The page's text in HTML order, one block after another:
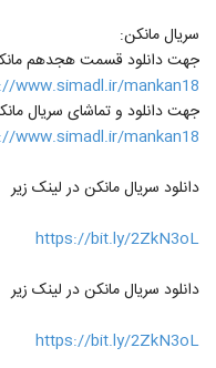
سریال مانکن:
جهت دانلود قسمت هجدهم
www.simadl.ir/mankan18/
جهت دانلود و تماشای سریال
www.simadl.ir/mankan18/
دانلود سریال مانکن در لینک زیر
https://bit.ly/2ZkN3oL
دانلود سریال مانکن در لینک زیر
https://bit.ly/2ZkN3oL